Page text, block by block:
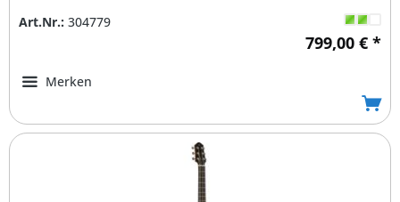
Art.Nr.: 304779
799,00 € *
Merken